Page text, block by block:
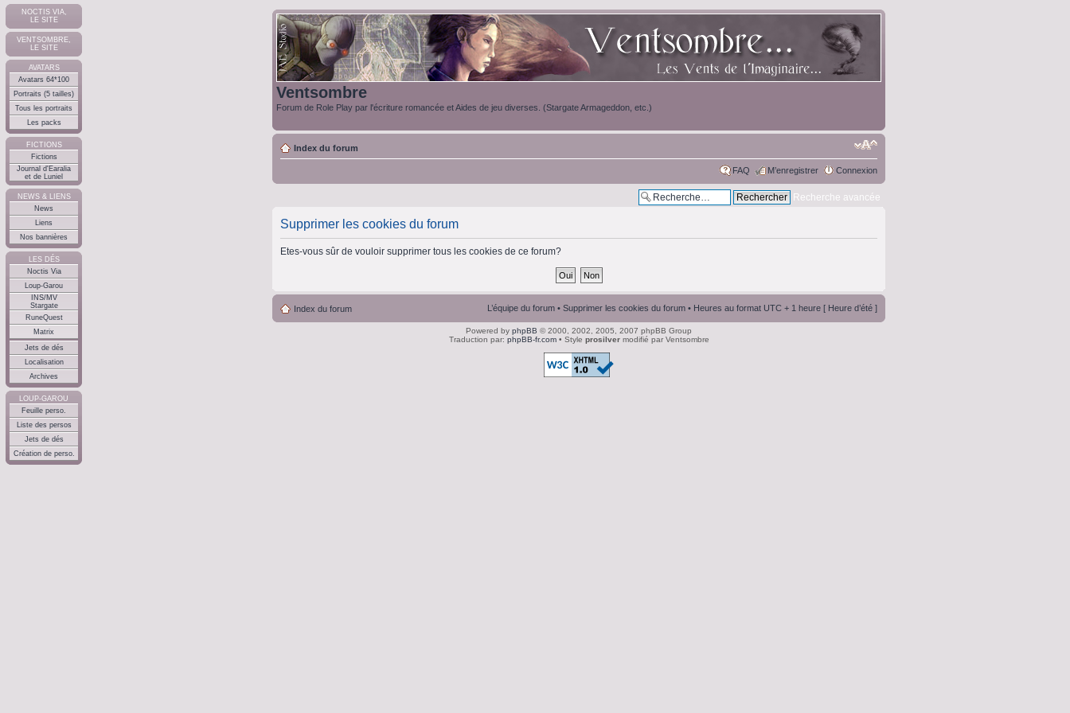
NOCTIS VIA,
LE SITE
VENTSOMBRE,
LE SITE
AVATARS
Avatars 64*100
Portraits (5 tailles)
Tous les portraits
Les packs
FICTIONS
Fictions
Journal d'Earalia
et de Luniel
NEWS & LIENS
News
Liens
Nos bannières
LES DÉS
Noctis Via
Loup-Garou
INS/MV
Stargate
RuneQuest
Matrix
Jets de dés
Localisation
Archives
LOUP-GAROU
Feuille perso.
Liste des persos
Jets de dés
Création de perso.
Ventsombre
Forum de Role Play par l'écriture romancée et Aides de jeu diverses. (Stargate Armageddon, etc.)
Index du forum
FAQ M’enregistrer Connexion
Recherche avancée
Supprimer les cookies du forum
Etes-vous sûr de vouloir supprimer tous les cookies de ce forum?
Index du forum L’équipe du forum • Supprimer les cookies du forum • Heures au format UTC + 1 heure [ Heure d’été ]
Powered by phpBB © 2000, 2002, 2005, 2007 phpBB Group
Traduction par: phpBB-fr.com• Style prosilvermodifié par Ventsombre